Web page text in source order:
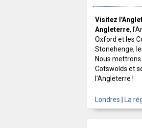
Visitez
Angleterre,
Oxford et les
Stonehenge,
Nous
Cotswolds et
l'Angleterre !
Londres La